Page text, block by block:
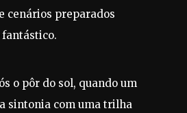
cenários preparados
o pôr do sol, quando um
sintonia com uma trilha